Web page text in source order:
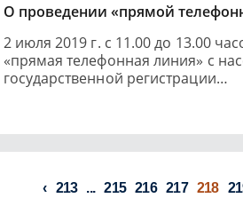
О проведении «прямой
2 июля 2019 г. с 11.00 до 13.00
«прямая телефонная линия» с
государственной регистрации…
213 ... 215 216 217 218